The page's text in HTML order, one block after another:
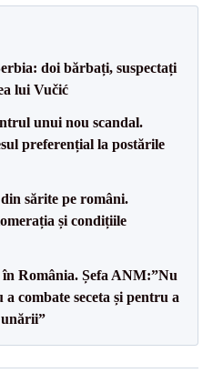
doi bărbați, suspectați
lui Vučić
unui nou scandal.
preferențial la postările
sărite pe români.
și condițiile
România. Șefa ANM:”Nu
combate seceta și pentru a